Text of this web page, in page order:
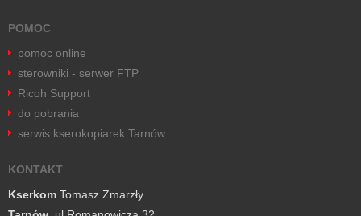
POMOC
pomoc online
sterowniki - serwer FTP
Ricoh Support
do pobrania
serwis kserokopiarek Tarnów
KONTAKT
Kserkom Tomasz Zmarzły